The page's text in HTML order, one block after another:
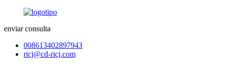
enviar consulta
008613402897943
ricj@cd-ricj.com